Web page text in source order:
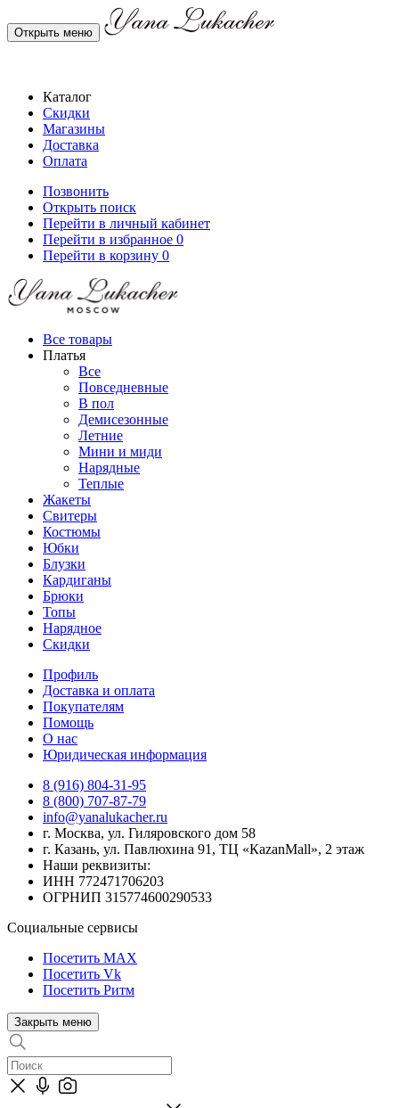
Открыть меню
Каталог
Скидки
Магазины
Доставка
Оплата
Позвонить
Открыть поиск
Перейти в личный кабинет
Перейти в избранное 0
Перейти в корзину 0
Все товары
Платья
Все
Повседневные
В пол
Демисезонные
Летние
Мини и миди
Нарядные
Теплые
Жакеты
Свитеры
Костюмы
Юбки
Блузки
Кардиганы
Брюки
Топы
Нарядное
Скидки
Профиль
Доставка и оплата
Покупателям
Помощь
О нас
Юридическая информация
8 (916) 804-31-95
8 (800) 707-87-79
info@yanalukacher.ru
г. Москва, ул. Гиляровского дом 58
г. Казань, ул. Павлюхина 91, ТЦ «КazanMall», 2 этаж
Наши реквизиты:
ИНН 772471706203
ОГРНИП 315774600290533
Социальные сервисы
Посетить MAX
Посетить Vk
Посетить Ритм
Закрыть меню